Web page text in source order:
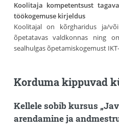
Koolitaja kompetentsust
töökogemuse kirjeldus
Koolitajal on kõrgharidus ja/
õpetatavas valdkonnas ning
sealhulgas õpetamiskogemust
Korduma kippuvad
Kellele sobib kursus
arendamine ja